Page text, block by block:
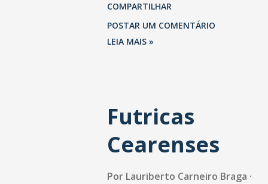
socioculturais junto aos
está arrecadando recursos
situação de vulnerabilidade
social da comunidade do
COMPARTILHAR
POSTAR UM COMENTÁRIO
LEIA MAIS »
Futricas
Cearenses
Por Lauriberto Carneiro Braga